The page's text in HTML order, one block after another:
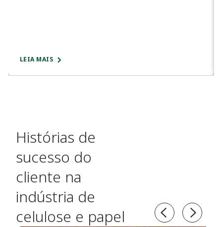
LEIA MAIS
Histórias de
sucesso do
cliente na
indústria de
celulose e papel​